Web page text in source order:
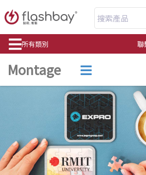
搜索產品
所有類別 聯
Montage